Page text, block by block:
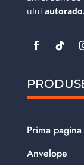
ului
Prima pagina
Anvelope